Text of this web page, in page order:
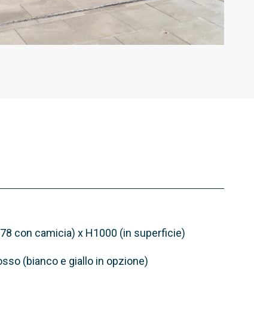
con camicia) x H1000 (in superficie)
(bianco e giallo in opzione)